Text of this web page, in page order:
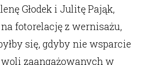
Głodek i Julitę Pająk,
fotorelację z wernisażu,
się, gdyby nie wsparcie
zaangażowanych w